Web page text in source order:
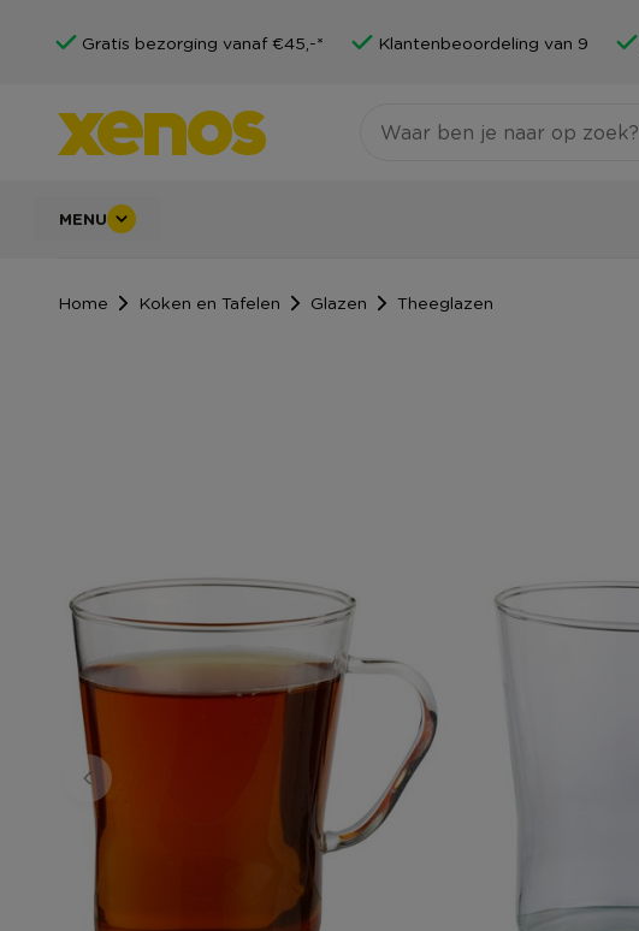
Gratis bezorging vanaf €45,-* Klantenbeoordeling van 9
MENU
Home Koken en Tafelen Glazen Theeglazen